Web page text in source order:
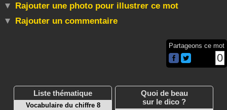
Rajouter une photo pour illustrer ce mot
Rajouter un commentaire
Partageons ce mot
0
Liste thématique
Vocabulaire du chiffre 8
Quoi de beau
sur le dico ?